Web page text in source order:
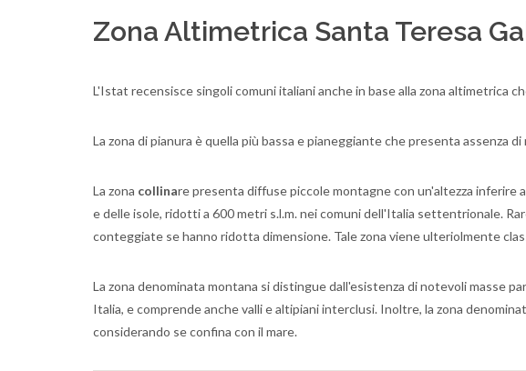
Zona Altimetrica Santa Teresa
L'Istat recensisce singoli comuni italiani anche in base alla zona altimetrica
La zona di pianura è quella più bassa e pianeggiante che presenta assenza
La zona collinare presenta diffuse piccole montagne con un'altezza inferire
e delle isole, ridotti a 600 metri s.l.m. nei comuni dell'Italia settentrionale.
conteggiate se hanno ridotta dimensione. Tale zona viene ulteriolmente
La zona denominata montana si distingue dall'esistenza di notevoli masse
Italia, e comprende anche valli e altipiani interclusi. Inoltre, la zona
considerando se confina con il mare.